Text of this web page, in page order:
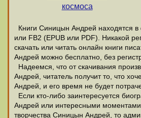
космоса
Книги Синицын Андрей находятся
или FB2 (EPUB или PDF). Никакой
скачать или читать онлайн книги
Андрей можно бесплатно, без
Надеемся, что от скачивания
Андрей, читатель получит то, что
Андрей, и его время не будет
Если кто-либо заинтересуется
Андрей или интересными моментами
творчества Синицын Андрей, то